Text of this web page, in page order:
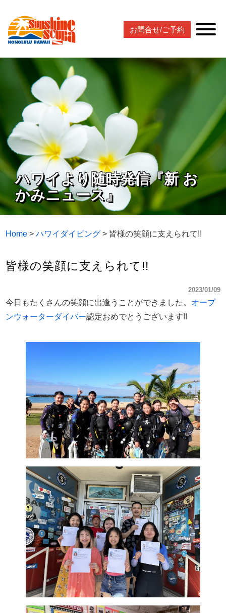
お問合せ/ご予約
ハワイより随時発信『新 お
かみニュース』
Home >ハワイダイビング > 皆様の笑顔に支えられて!!
皆様の笑顔に支えられて!!
2023/01/09
今日もたくさんの笑顔に出逢うことができました。 オープ
ンウォーターダイバー認定おめでとうございます!!